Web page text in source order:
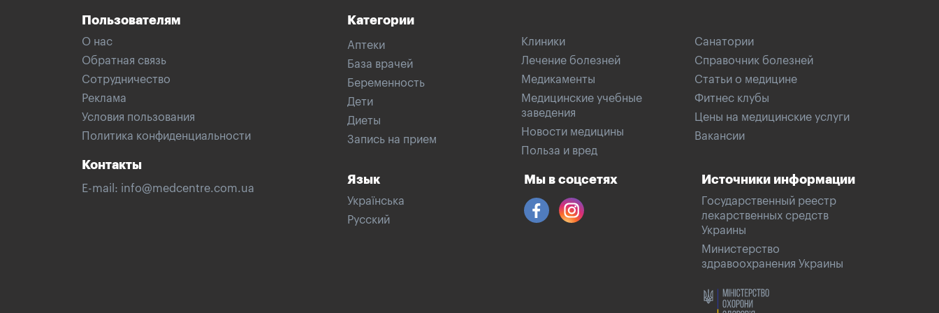
Пользователям
О нас
Обратная связь
Сотрудничество
Реклама
Условия пользования
Политика конфиденциальности
Контакты
E-mail: info@medcentre.com.ua
Категории
Аптеки
База врачей
Беременность
Дети
Диеты
Запись на прием
Клиники
Лечение болезней
Медикаменты
Медицинские учебные
заведения
Новости медицины
Польза и вред
Санатории
Справочник болезней
Статьи о медицине
Фитнес клубы
Цены на медицинские услуги
Вакансии
Язык
Українська
Русский
Мы в соцсетях Источники информации
Государственный реестр
лекарственных средств
Украины
Министерство
здравоохранения Украины